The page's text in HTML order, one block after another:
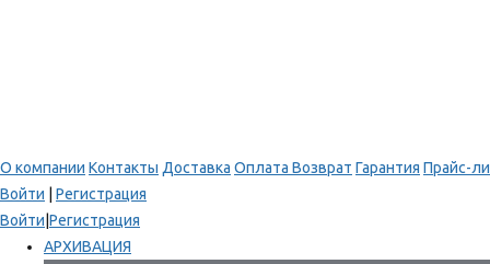
О компании Контакты Доставка Оплата Возврат Гарантия Прайс-
Войти
Регистрация
Войти Регистрация
АРХИВАЦИЯ